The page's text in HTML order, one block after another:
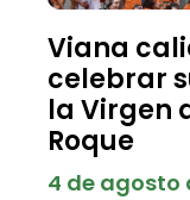
Viana
celebrar
la Virgen
Roque
4 de agosto